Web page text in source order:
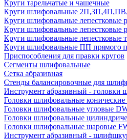
Круги тарельчатые и чашечные
Круги шлифовальные
Круги шлифовальные лепестковые
Круги шлифовальные лепестковые
Круги шлифовальные лепестковые
Круги шлифовальные ПП прямого
Приспособления для правки кругов
Сегменты шлифовальные
Сетка абразивная
Стенды балансировочные для
Инструмент абразивный - головки
Головки шлифовальные
Головки шлифовальные угловые
Головки шлифовальные
Головки шлифовальные шаровые
Инструмент абразивный -